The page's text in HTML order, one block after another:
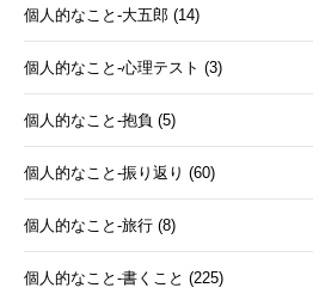
個人的なこと-大五郎 (14)
個人的なこと-心理テスト (3)
個人的なこと-抱負 (5)
個人的なこと-振り返り (60)
個人的なこと-旅行 (8)
個人的なこと-書くこと (225)